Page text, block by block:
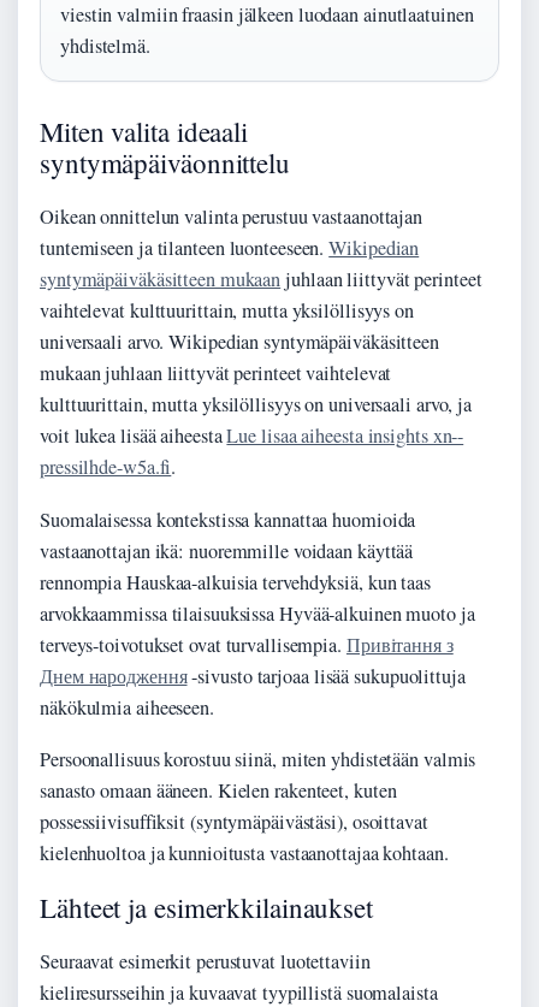
viestin valmiin fraasin jälkeen luodaan ainutlaatuinen
yhdistelmä.
Miten valita ideaali
syntymäpäiväonnittelu
Oikean onnittelun valinta perustuu vastaanottajan
tuntemiseen ja tilanteen luonteeseen.Wikipedian
syntymäpäiväkäsitteen mukaanjuhlaan liittyvät perinteet
vaihtelevat kulttuurittain, mutta yksilöllisyys on
universaali arvo. Wikipedian syntymäpäiväkäsitteen
mukaan juhlaan liittyvät perinteet vaihtelevat
kulttuurittain, mutta yksilöllisyys on universaali arvo, ja
voit lukea lisää aiheestaLue lisaa aiheesta insights xn--
pressilhde-w5a.fi.
Suomalaisessa kontekstissa kannattaa huomioida
vastaanottajan ikä: nuoremmille voidaan käyttää
rennompia Hauskaa-alkuisia tervehdyksiä, kun taas
arvokkaammissa tilaisuuksissa Hyvää-alkuinen muoto ja
terveys-toivotukset ovat turvallisempia. Привітання з
Днем народження-sivusto tarjoaa lisää sukupuolittuja
näkökulmia aiheeseen.
Persoonallisuus korostuu siinä, miten yhdistetään valmis
sanasto omaan ääneen. Kielen rakenteet, kuten
possessiivisuffiksit (syntymäpäivästäsi), osoittavat
kielenhuoltoa ja kunnioitusta vastaanottajaa kohtaan.
Lähteet ja esimerkkilainaukset
Seuraavat esimerkit perustuvat luotettaviin
kieliresursseihin ja kuvaavat tyypillistä suomalaista